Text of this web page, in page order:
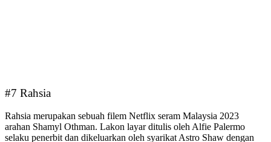
#7 Rahsia
Rahsia merupakan sebuah filem Netflix seram Malaysia 2023
arahan Shamyl Othman. Lakon layar ditulis oleh Alfie Palermo
selaku penerbit dan dikeluarkan oleh syarikat Astro Shaw dengan